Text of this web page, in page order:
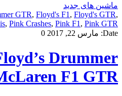
ماشین های جدید
GTR, Floyd's F1 , Floyd's GTR,
, Pink Crashes, Pink F1 , Pink GTR
Date: مارس 22, 2017 0
Drummer
F1 GTR